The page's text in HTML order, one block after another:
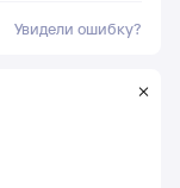
Увидели ошибку?